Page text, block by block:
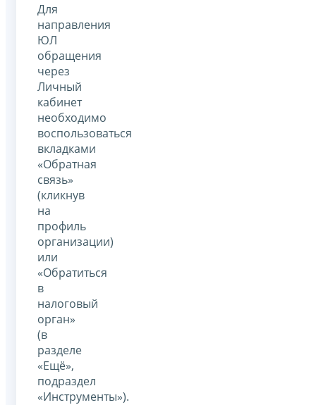
Для
направления
ЮЛ
обращения
через
Личный
кабинет
необходимо
воспользоваться
вкладками
«Обратная
связь»
(кликнув
на
профиль
организации)
или
«Обратиться
в
налоговый
орган»
(в
разделе
«Ещё»,
подраздел
«Инструменты»).